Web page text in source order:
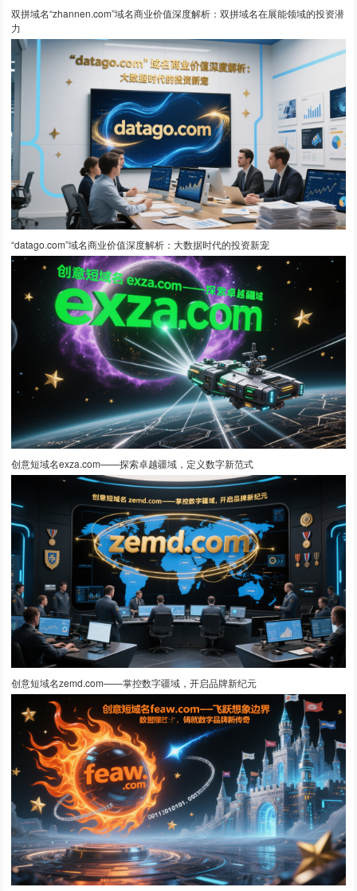
双拼域名“zhannen.com”域名商业价值深度解析：双拼域名在展能领域的投资潜
力
“datago.com”域名商业价值深度解析：大数据时代的投资新宠
创意短域名exza.com——探索卓越疆域，定义数字新范式
创意短域名zemd.com——掌控数字疆域，开启品牌新纪元